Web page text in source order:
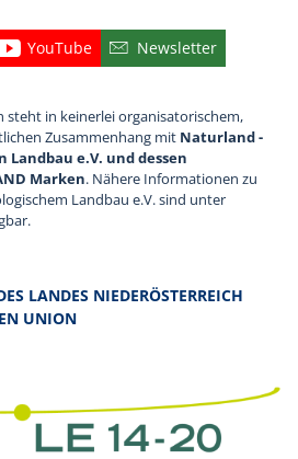
eNu auf Facebook
Sie den
YouTube Abonnieren Sie
Newsletter
in keinerlei organisatorischem,
Zusammenhang mit Naturland -
e.V. und dessen
Marken. Nähere Informationen zu
Landbau e.V. sind unter
LANDES NIEDERÖSTERREICH
UNION